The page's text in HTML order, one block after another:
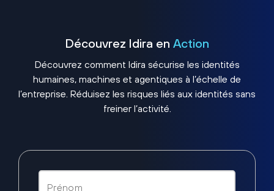
Découvrez Idira en Action
Découvrez comment Idira sécurise les identités
humaines, machines et agentiques à l’échelle de
l’entreprise. Réduisez les risques liés aux identités sans
freiner l’activité.